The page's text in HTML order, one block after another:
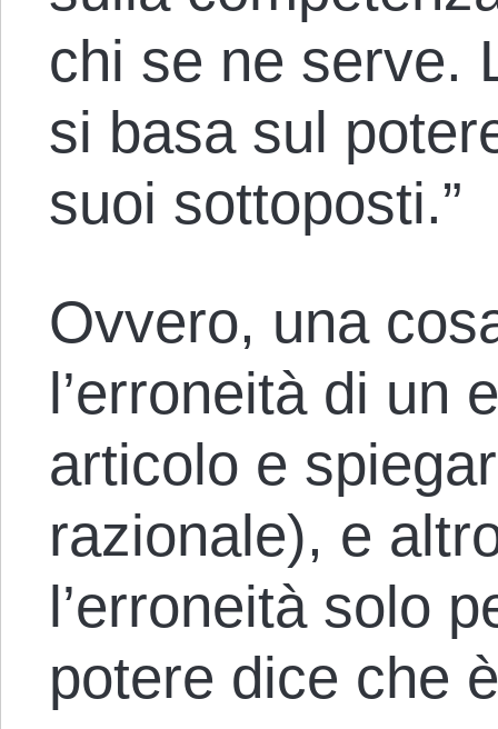
chi se ne serve.
si basa sul
suoi sottoposti.”
Ovvero, una
l’erroneità di un
articolo e
razionale), e
l’erroneità solo
potere dice che